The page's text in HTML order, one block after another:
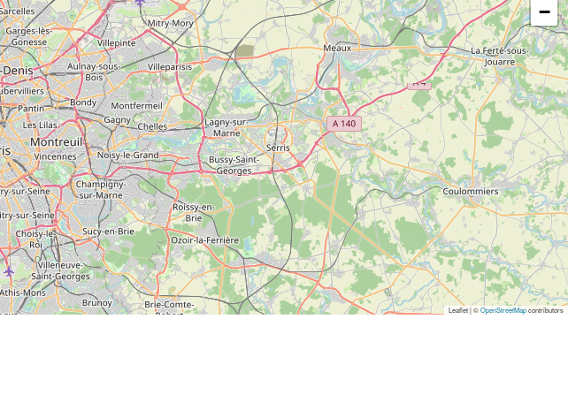
−
Leaflet | ©OpenStreetMapcontributors